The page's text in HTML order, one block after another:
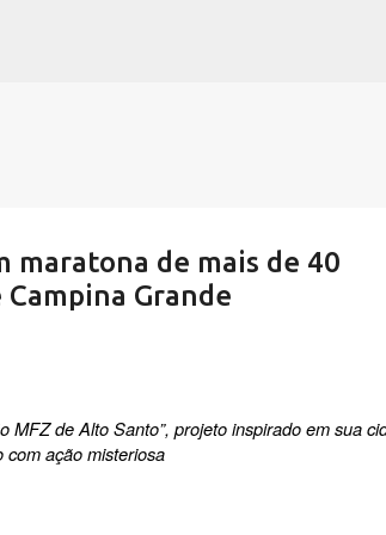
maratona de mais de 40
Grande
de Alto Santo”, projeto inspirado em sua
ação misteriosa